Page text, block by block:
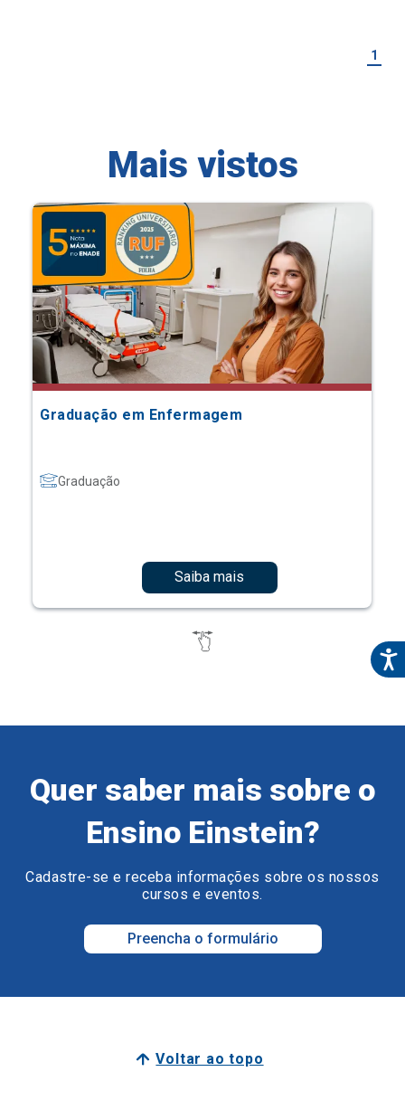
1
Mais vistos
Graduação em Enfermagem
Graduação
Saiba mais
Quer saber mais sobre o
Ensino Einstein?
Cadastre-se e receba informações sobre os nossos
cursos e eventos.
Preencha o formulário
Voltar ao topo